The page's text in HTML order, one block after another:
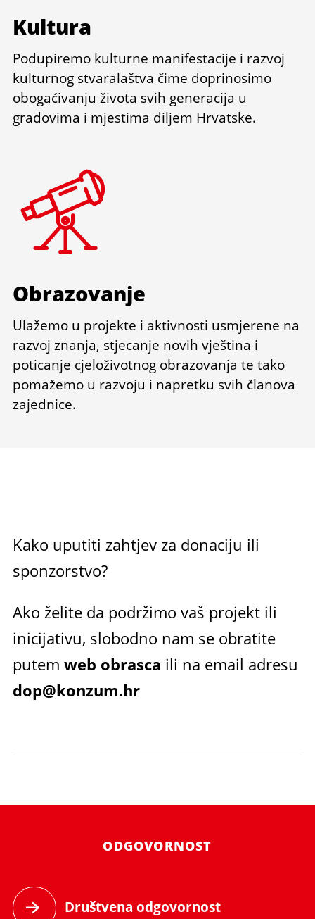
Kultura
Podupiremo kulturne manifestacije i razvoj
kulturnog stvaralaštva čime doprinosimo
obogaćivanju života svih generacija u
gradovima i mjestima diljem Hrvatske.
Obrazovanje
Ulažemo u projekte i aktivnosti usmjerene na
razvoj znanja, stjecanje novih vještina i
poticanje cjeloživotnog obrazovanja te tako
pomažemo u razvoju i napretku svih članova
zajednice.
Kako uputiti zahtjev za donaciju ili
sponzorstvo?
Ako želite da podržimo vaš projekt ili
inicijativu, slobodno nam se obratite
putem web obrasca ili na email adresu
dop@konzum.hr
ODGOVORNOST
Društvena odgovornost